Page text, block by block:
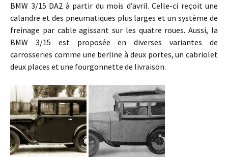
BMW 3/15 DA2 à partir du mois d’avril. Celle-ci reçoit une
calandre et des pneumatiques plus larges et un système de
freinage par cable agissant sur les quatre roues. Aussi, la
BMW 3/15 est proposée en diverses variantes de
carrosseries comme une berline à deux portes, un cabriolet
deux places et une fourgonnette de livraison.